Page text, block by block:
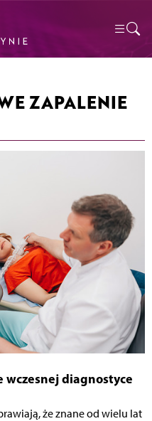
ZAPALENIE
diagnostyce
że znane od wielu lat